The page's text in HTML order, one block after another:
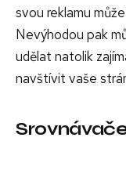
svou reklamu
Nevýhodou pak
udělat natolik
navštívit vaše